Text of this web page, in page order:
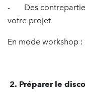
- Des contreparties
votre projet
En mode workshop
2. Préparer le